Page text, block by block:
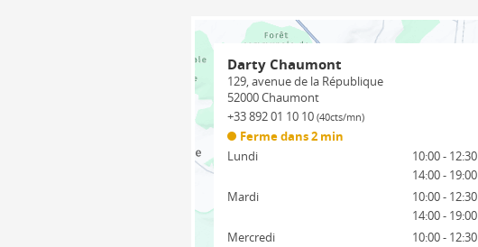
Darty Chaumont
129, avenue de la République
52000Chaumont
+33 892 01 10 10 (40cts/mn)
Ferme dans 2 min
Lundi
10:00 - 12:30
14:00 - 19:00
Mardi
10:00 - 12:30
14:00 - 19:00
Mercredi
10:00 - 12:30